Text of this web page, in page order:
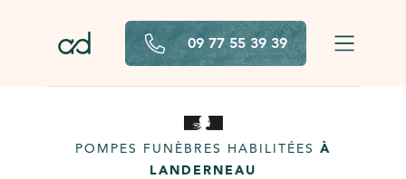
09 77 55 39 39
POMPES FUNÈBRES HABILITÉES À
LANDERNEAU